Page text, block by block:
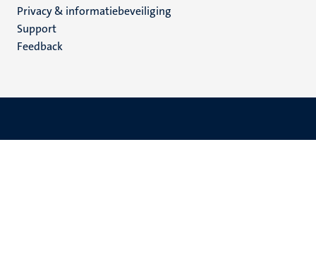
(NL)
Privacy & informatiebeveiliging
Support
Feedback